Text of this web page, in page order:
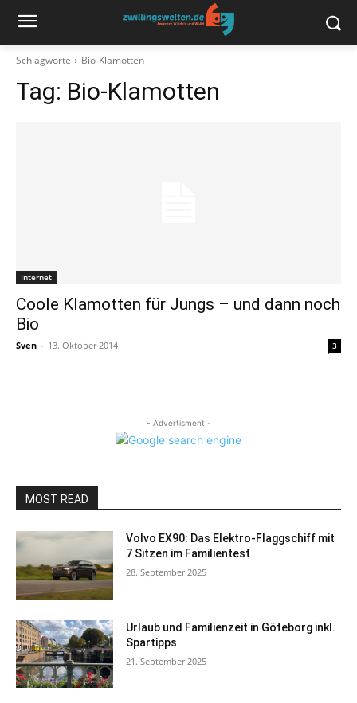
Schlagworte Bio-Klamotten
Tag: Bio-Klamotten
Internet
Coole Klamotten für Jungs – und dann noch
Bio
Sven - 13. Oktober 2014 3
- Advertisment -
MOST READ
Volvo EX90: Das Elektro-Flaggschiff mit
7 Sitzen im Familientest
28. September 2025
Urlaub und Familienzeit in Göteborg inkl.
Spartipps
21. September 2025